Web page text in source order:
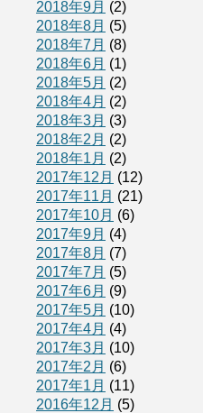
2018年9月 (2)
2018年8月 (5)
2018年7月 (8)
2018年6月 (1)
2018年5月 (2)
2018年4月 (2)
2018年3月 (3)
2018年2月 (2)
2018年1月 (2)
2017年12月 (12)
2017年11月 (21)
2017年10月 (6)
2017年9月 (4)
2017年8月 (7)
2017年7月 (5)
2017年6月 (9)
2017年5月 (10)
2017年4月 (4)
2017年3月 (10)
2017年2月 (6)
2017年1月 (11)
2016年12月 (5)